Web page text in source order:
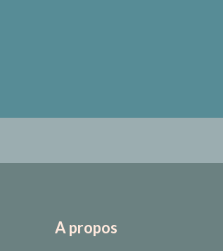
A propos